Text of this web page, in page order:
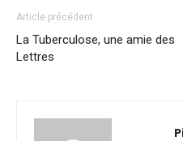
Article précédent
La Tuberculose, une amie des
Lettres